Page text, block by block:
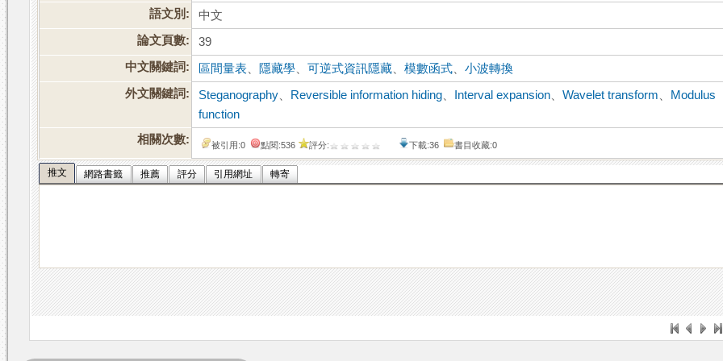
語文別:
中文
論文頁數:
39
中文關鍵詞:
區間量表 隱藏學 、可逆式資訊隱藏 、模數函式 、小波轉換
外文關鍵詞:
Steganography Reversible information hiding Interval expansion 、Wavelet transform
Modulus
function
相關次數:
被引用:0 點閱:536 評分: 下載:36 書目收藏:0
推文 網路書籤 推薦 評分 引用網址 轉寄